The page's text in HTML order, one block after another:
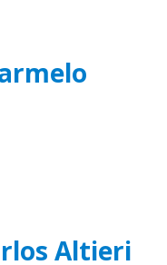
Altieri